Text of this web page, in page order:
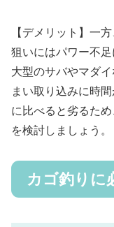
【デメリット】一
狙いにはパワー不
大型のサバやマダ
まい取り込みに時
に比べると劣るた
を検討しましょう。
カゴ釣りに